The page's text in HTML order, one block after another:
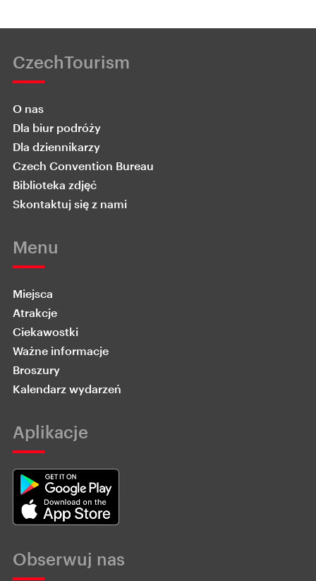
CzechTourism
O nas
Dla biur podróży
Dla dziennikarzy
Czech Convention Bureau
Biblioteka zdjęć
Skontaktuj się z nami
Menu
Miejsca
Atrakcje
Ciekawostki
Ważne informacje
Broszury
Kalendarz wydarzeń
Aplikacje
Obserwuj nas